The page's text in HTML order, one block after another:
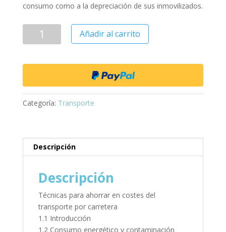
consumo como a la depreciación de sus inmovilizados.
Añadir al carrito
Categoría: Transporte
Descripción
Descripción
Técnicas para ahorrar en costes del
transporte por carretera
1.1 Introducción
1.2 Consumo energético y contaminación